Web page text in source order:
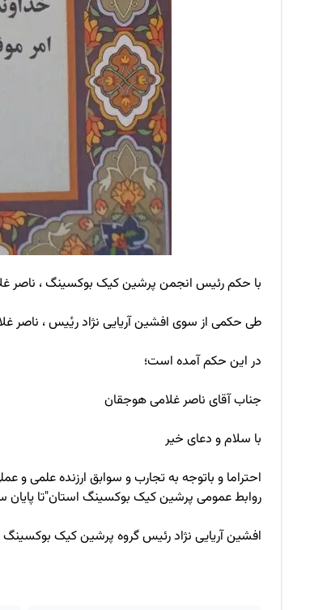
با حکم رئیس انجمن پرشین کیک بوکسینگ ، ناصر
طی حکمی از سوی افشین آریایی نژاد ریٔیس ،
در این حکم آمده است؛
جناب آقای ناصر غلامی هوجقان
با سلام و دعای خیر
احتراما و باتوجه به تجارب و سوابق ارزنده
روابط عمومی پرشین کیک بوکسینگ استان"تا پایان سال ۱۴۰۳منصوب می گردد. امید است با استعانت از خداوند متعال و به کارگیری دیگر عزیزان در حیطه ورزش در این امر موفق و
افشین آریایی نژاد رئیس گروه پرشین کیک بوکسینگ